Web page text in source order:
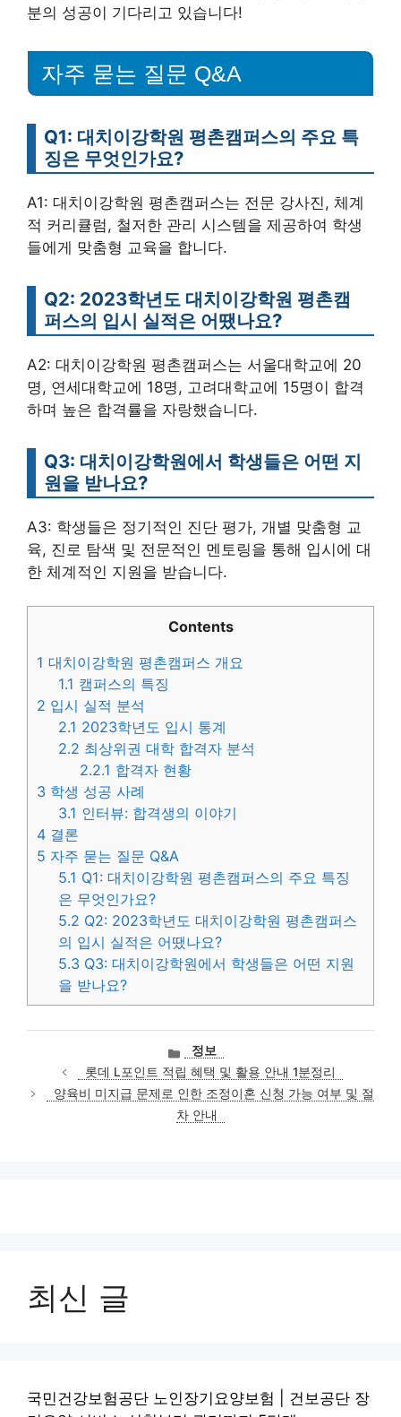
분의 성공이 기다리고 있습니다!
자주 묻는 질문 Q&A
Q1: 대치이강학원 평촌캠퍼스의 주요 특
징은 무엇인가요?
A1: 대치이강학원 평촌캠퍼스는 전문 강사진, 체계
적 커리큘럼, 철저한 관리 시스템을 제공하여 학생
들에게 맞춤형 교육을 합니다.
Q2: 2023학년도 대치이강학원 평촌캠
퍼스의 입시 실적은 어땠나요?
A2: 대치이강학원 평촌캠퍼스는 서울대학교에 20
명, 연세대학교에 18명, 고려대학교에 15명이 합격
하며 높은 합격률을 자랑했습니다.
Q3: 대치이강학원에서 학생들은 어떤 지
원을 받나요?
A3: 학생들은 정기적인 진단 평가, 개별 맞춤형 교
육, 진로 탐색 및 전문적인 멘토링을 통해 입시에 대
한 체계적인 지원을 받습니다.
Contents
1 대치이강학원 평촌캠퍼스 개요
1.1 캠퍼스의 특징
2 입시 실적 분석
2.1 2023학년도 입시 통계
2.2 최상위권 대학 합격자 분석
2.2.1 합격자 현황
3 학생 성공 사례
3.1 인터뷰: 합격생의 이야기
4 결론
5 자주 묻는 질문 Q&A
5.1 Q1: 대치이강학원 평촌캠퍼스의 주요 특징
은 무엇인가요?
5.2 Q2: 2023학년도 대치이강학원 평촌캠퍼스
의 입시 실적은 어땠나요?
5.3 Q3: 대치이강학원에서 학생들은 어떤 지원
을 받나요?
카
테
고
리
정보
롯데 L포인트 적립 혜택 및 활용 안내 1분정리
양육비 미지급 문제로 인한 조정이혼 신청 가능 여부 및 절
차 안내
최신 글
국민건강보험공단 노인장기요양보험 | 건보공단 장